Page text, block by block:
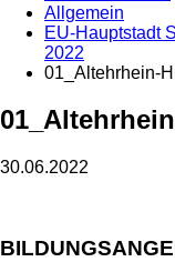
Allgemein
EU-Hauptstadt
2022
01_Altehrhein-
30.06.2022